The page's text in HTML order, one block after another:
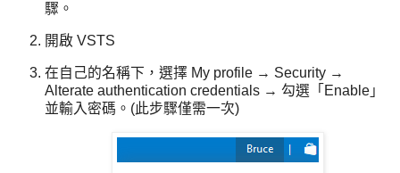
驟。
開啟 VSTS
在自己的名稱下，選擇 My profile → Security →
Alterate authentication credentials → 勾選「Enable」
並輸入密碼。(此步驟僅需一次)